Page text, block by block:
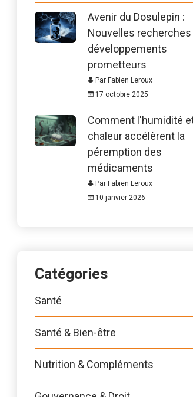
Avenir du Dosulepin :
Nouvelles
développements
prometteurs
Par Fabien Leroux
17 octobre 2025
Comment l'humidité
chaleur accélèrent la
péremption des
médicaments
Par Fabien Leroux
10 janvier 2026
Catégories
Santé
Santé & Bien-être
Nutrition & Compléments